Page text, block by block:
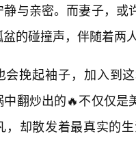
与亲密。而妻子，
的碰撞声，伴随着两
会挽起袖子，加入到
翻炒出的🔥不仅仅
，却散发着最真实的